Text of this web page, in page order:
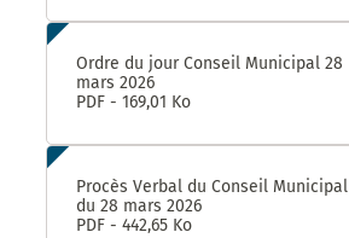
Ordre du jour Conseil Municipal 28
mars 2026
PDF - 169,01 Ko
Procès Verbal du Conseil Municipal
du 28 mars 2026
PDF - 442,65 Ko